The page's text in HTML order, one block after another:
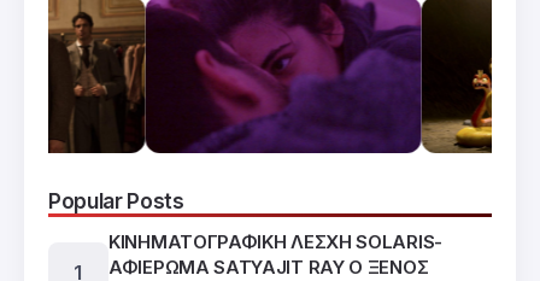
Popular Posts
ΚΙΝΗΜΑΤΟΓΡΑΦΙΚΗ ΛΕΣΧΗ SOLARIS-
ΑΦΙΕΡΩΜΑ SATYAJIT RAY Ο ΞΕΝΟΣ